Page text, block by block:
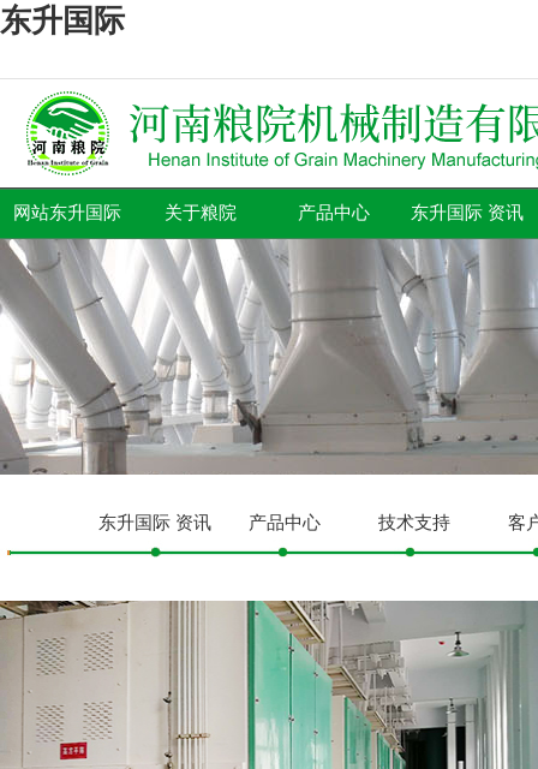
东升国际
网站东升国际 关于粮院 产品中心 东升国际 资讯
东升国际 资讯 产品中心 技术支持 客